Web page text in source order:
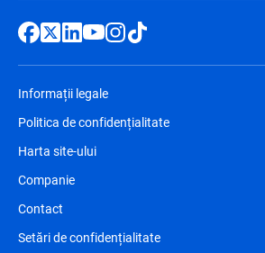
Informații legale
Politica de confidențialitate
Harta site-ului
Companie
Contact
Setări de confidențialitate